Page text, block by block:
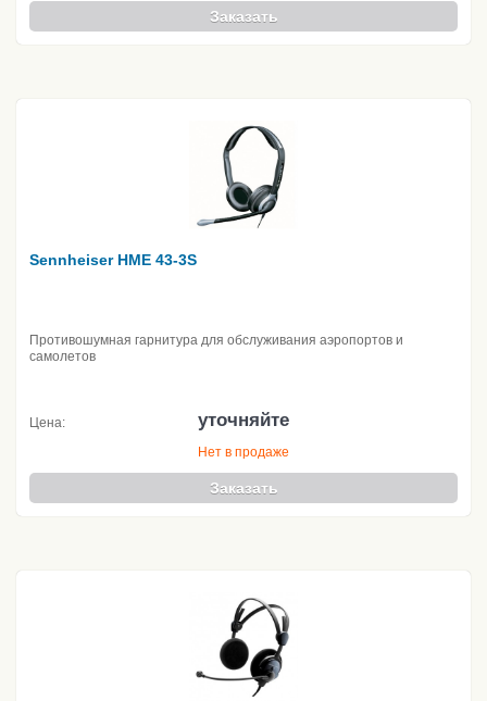
Заказать
Sennheiser HME 43-3S
Противошумная гарнитура для обслуживания аэропортов и
самолетов
Цена: уточняйте
Нет в продаже
Заказать